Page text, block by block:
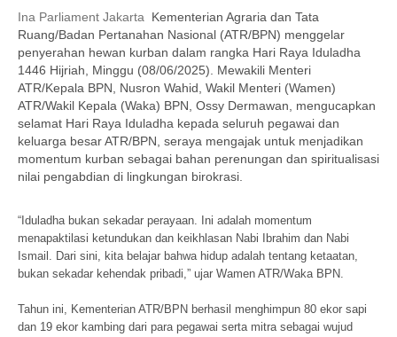
Ina Parliament Jakarta Kementerian Agraria dan Tata
Ruang/Badan Pertanahan Nasional (ATR/BPN) menggelar
penyerahan hewan kurban dalam rangka Hari Raya Iduladha
1446 Hijriah, Minggu (08/06/2025). Mewakili Menteri
ATR/Kepala BPN, Nusron Wahid, Wakil Menteri (Wamen)
ATR/Wakil Kepala (Waka) BPN, Ossy Dermawan, mengucapkan
selamat Hari Raya Iduladha kepada seluruh pegawai dan
keluarga besar ATR/BPN, seraya mengajak untuk menjadikan
momentum kurban sebagai bahan perenungan dan spiritualisasi
nilai pengabdian di lingkungan birokrasi.
“Iduladha bukan sekadar perayaan. Ini adalah momentum
menapaktilasi ketundukan dan keikhlasan Nabi Ibrahim dan Nabi
Ismail. Dari sini, kita belajar bahwa hidup adalah tentang ketaatan,
bukan sekadar kehendak pribadi,” ujar Wamen ATR/Waka BPN.
Tahun ini, Kementerian ATR/BPN berhasil menghimpun 80 ekor sapi
dan 19 ekor kambing dari para pegawai serta mitra sebagai wujud